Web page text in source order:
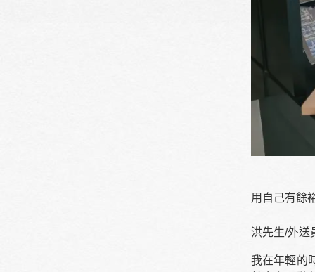
用自己有餘
洪先生/外送
我在年輕的